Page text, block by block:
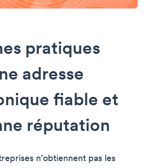
pratiques
adresse
fiable et
réputation
n'obtiennent pas les